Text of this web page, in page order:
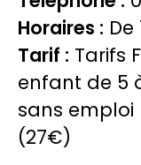
Horaires : De
Tarif : Tarifs
enfant de 5
sans
(27€)